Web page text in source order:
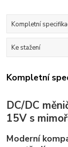
Kompletní
Ke stažení
Kompletní
DC/DC
15V s
Moderní